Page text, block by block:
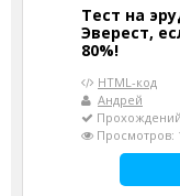
Тест на
Эверест,
80%!
HTML-код
Андрей
Просмотров: